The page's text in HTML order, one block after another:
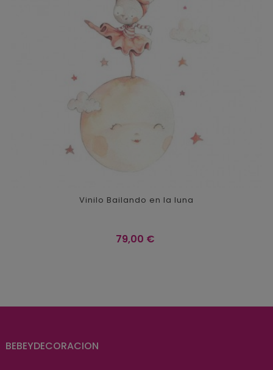
Vinilo Bailando en la luna
Precio
79,00 €
BEBEYDECORACION